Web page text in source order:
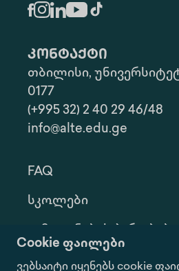
Cookie ფაილები
ვებსაიტი იყენებს cookie
კონტაქტი
თბილისი,
0177
(+995 32) 2 40 29 46/48
info@alte.edu.ge
FAQ
Სკოლები
Კონფ. Პოლიტიკა